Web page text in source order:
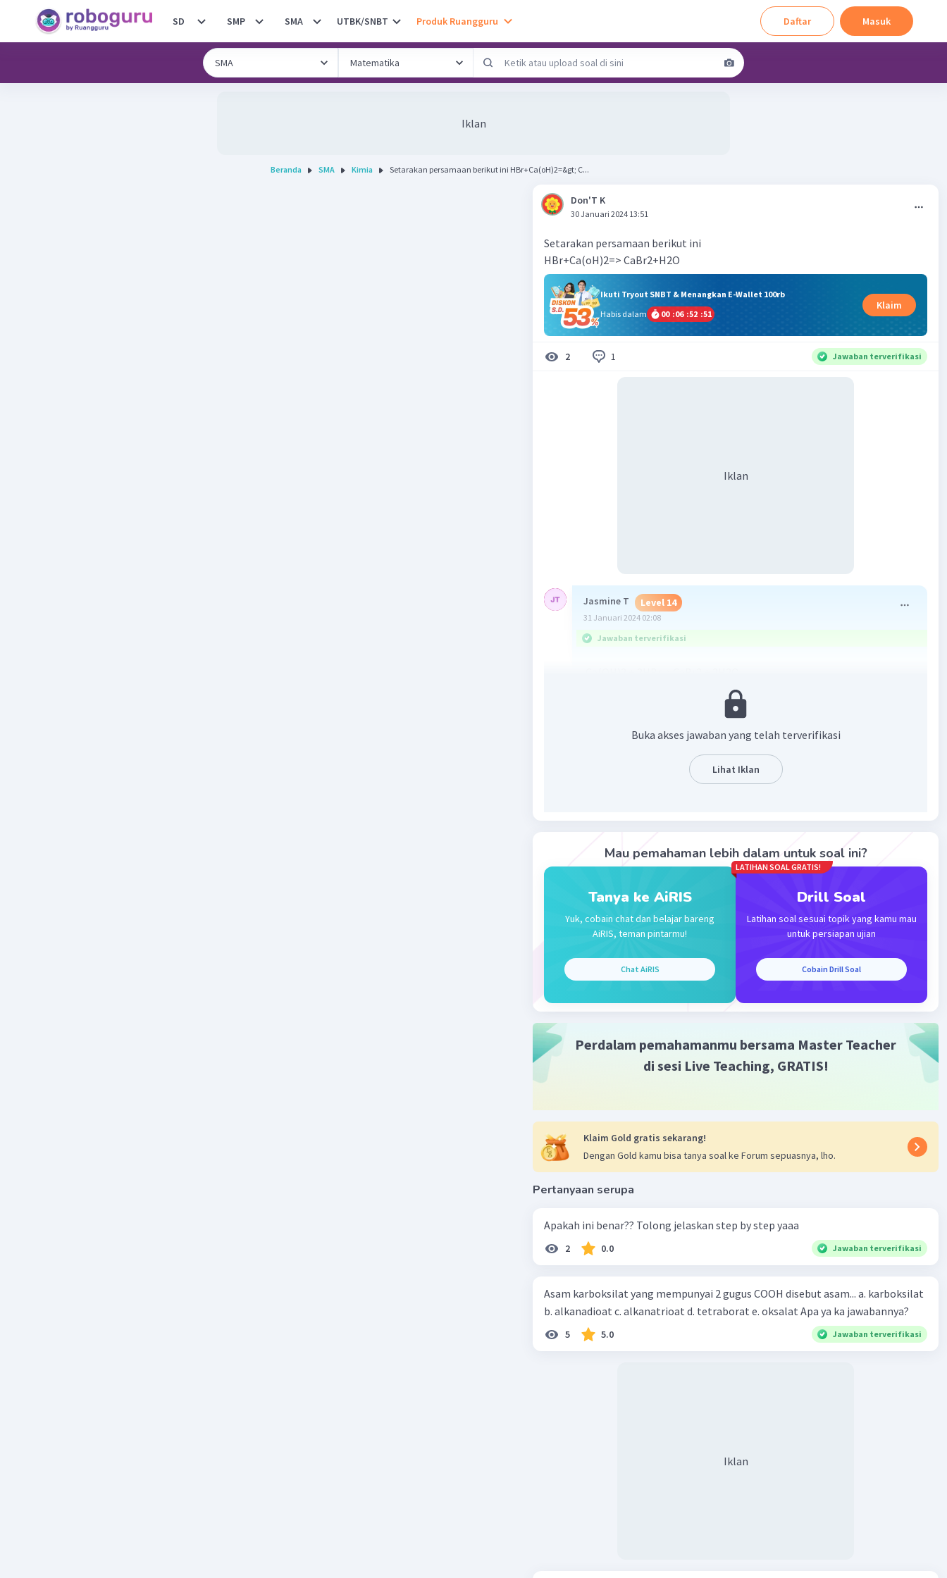
SD SMP SMA UTBK/SNBT Produk Ruangguru Daftar Masuk
Iklan
Beranda SMA Kimia Setarakan persamaan berikut ini HBr+Ca(oH)2=&gt; C...
Don'T K
30 Januari 2024 13:51
Setarakan persamaan berikut ini
HBr+Ca(oH)2=> CaBr2+H2O
Ikuti Tryout SNBT & Menangkan E-Wallet 100rb
Habis dalam
00 :06 :52 :51
Klaim
2 1 Jawaban terverifikasi
Iklan
Jasmine T Level 14
31 Januari 2024 02:08
Jawaban terverifikasi
Beri Rating· 0.0(0) Balas
Iklan
Buka akses jawaban yang telah terverifikasi
Lihat Iklan
Mau pemahaman lebih dalam untuk soal ini?
Tanya ke AiRIS
Yuk, cobain chat dan belajar bareng
AiRIS, teman pintarmu!
Chat AiRIS
LATIHAN SOAL GRATIS!
Drill Soal
Latihan soal sesuai topik yang kamu mau
untuk persiapan ujian
Cobain Drill Soal
Perdalam pemahamanmu bersama Master Teacher
di sesi Live Teaching, GRATIS!
Klaim Gold gratis sekarang!
Dengan Gold kamu bisa tanya soal ke Forum sepuasnya, lho.
Pertanyaan serupa
Apakah ini benar?? Tolong jelaskan step by step yaaa
2 0.0 Jawaban terverifikasi
Asam karboksilat yang mempunyai 2 gugus COOH disebut asam... a. karboksilat
b. alkanadioat c. alkanatrioat d. tetraborat e. oksalat Apa ya ka jawabannya?
5 5.0 Jawaban terverifikasi
Iklan